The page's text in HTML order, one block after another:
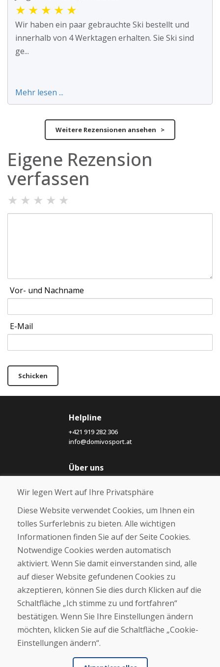
★ ★ ★ ★ ★
Wir haben ein paar gebrauchte Ski bestellt und
innerhalb von 4 Werktagen erhalten. Sie Ski sind
ge...
Mehr lesen ...
Weitere Rezensionen ansehen >
Eigene Rezension
verfassen
★ ★ ★ ★ ★
Vor- und Nachname
E-Mail
Schicken
Helpline
+421 919 282 306
info@domivosport.at
Über uns
Über uns
Kontakt
Kaufen
E-Shop
Geschäftsbedingungen
Zahlung
Beschwerde
Rückgabe und Umtausch von Waren
Cookies
Wir legen Wert auf Ihre Privatsphäre
Diese Website verwendet Cookies, um Ihnen ein
tolles Surferlebnis zu bieten. Alle wichtigen
Informationen finden Sie auf der Seite Cookies.
Notwendige Cookies werden automatisch
aktiviert. Wenn Sie damit einverstanden sind, alle
auf dieser Website gefundenen Cookies zu
akzeptieren, können Sie dies durch Klicken auf die
Schaltfläche „Ich stimme zu und fortfahren“
bestätigen. Wenn Sie Ihre Einstellungen ändern
möchten, klicken Sie auf die Schaltfläche „Cookie-
Einstellungen ändern“.